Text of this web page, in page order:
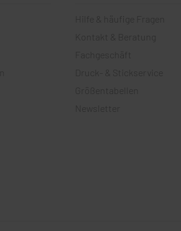
Hilfe & häufige Fragen
Kontakt & Beratung
Fachgeschäft
Druck- & Stickservice
Größentabellen
Newsletter